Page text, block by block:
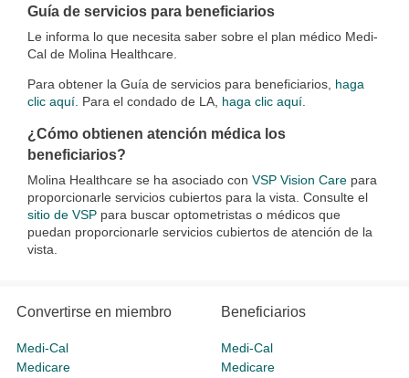
Guía de servicios para beneficiarios
Le informa lo que necesita saber sobre el plan médico Medi-
Cal de Molina Healthcare.
Para obtener la Guía de servicios para beneficiarios, haga
clic aquí. Para el condado de LA, haga clic aquí.
¿Cómo obtienen atención médica los
beneficiarios?
Molina Healthcare se ha asociado con VSP Vision Care para
proporcionarle servicios cubiertos para la vista. Consulte el
sitio de VSP para buscar optometristas o médicos que
puedan proporcionarle servicios cubiertos de atención de la
vista.
Convertirse en miembro
Medi-Cal
Medicare
Beneficiarios
Medi-Cal
Medicare